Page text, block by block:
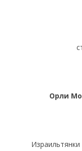
Орли
Израильтянки